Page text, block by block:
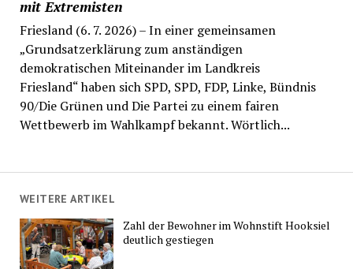
mit Extremisten
Friesland (6. 7. 2026) – In einer gemeinsamen
„Grundsatzerklärung zum anständigen
demokratischen Miteinander im Landkreis
Friesland“ haben sich SPD, SPD, FDP, Linke, Bündnis
90/Die Grünen und Die Partei zu einem fairen
Wettbewerb im Wahlkampf bekannt. Wörtlich...
WEITERE ARTIKEL
Zahl der Bewohner im Wohnstift Hooksiel
deutlich gestiegen